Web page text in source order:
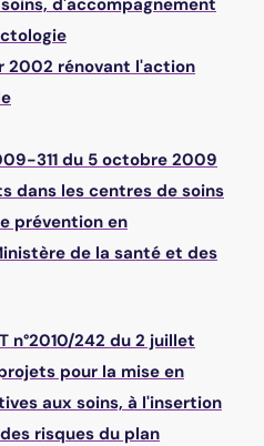
2002 rénovant l'action
311 du 5 octobre 2009
dans les centres de soins
prévention en
de la santé et des
n°2010/242 du 2 juillet
pour la mise en
aux soins, à l'insertion
risques du plan